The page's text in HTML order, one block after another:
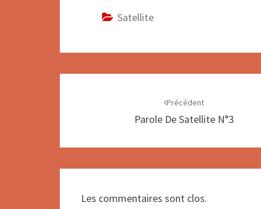
Satellite
Précédent
Parole De Satellite N°3
Les commentaires sont clos.